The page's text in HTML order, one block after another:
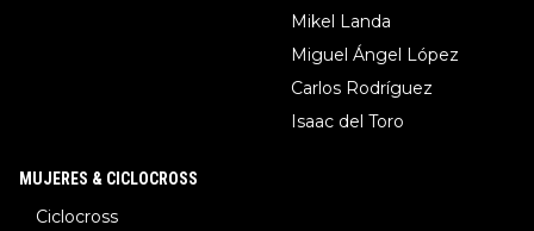
Mikel Landa
Miguel Ángel López
Carlos Rodríguez
Isaac del Toro
MUJERES & CICLOCROSS
Ciclocross